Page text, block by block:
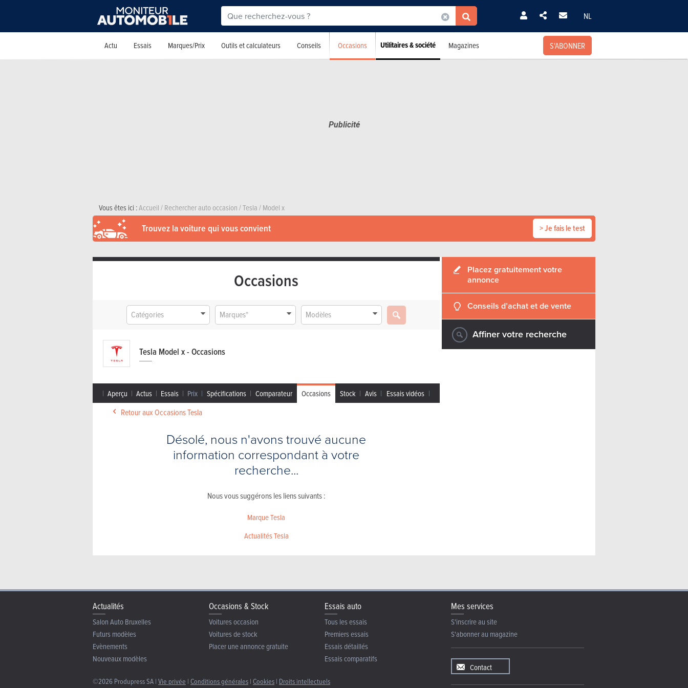
NL
Actu Essais Marques/Prix Outils et calculateurs Conseils Occasions Utilitaires & société Magazines S'ABONNER
Vous êtes ici :Accueil/Rechercher auto occasion/Tesla/Model x
Trouvez la voiture qui vous convient > Je fais le test
Occasions
Catégories Marques* Modèles
Tesla Model x - Occasions
Aperçu Actus Essais Prix Spécifications Comparateur Occasions Stock Avis Essais vidéos
Retour aux Occasions Tesla
Désolé, nous n'avons trouvé aucune
information correspondant à votre
recherche...
Nous vous suggérons les liens suivants :
Marque Tesla
Actualités Tesla
Placez gratuitement votre
annonce
Conseils d’achat et de vente
Affiner votre recherche
Actualités
Salon Auto Bruxelles
Futurs modèles
Evènements
Nouveaux modèles
Occasions & Stock
Voitures occasion
Voitures de stock
Placer une annonce gratuite
Essais auto
Tous les essais
Premiers essais
Essais détaillés
Essais comparatifs
©2026 Produpress SA | Vie privée | Conditions générales | Cookies | Droits intellectuels
Mes services
S'inscrire au site
S'abonner au magazine
Contact